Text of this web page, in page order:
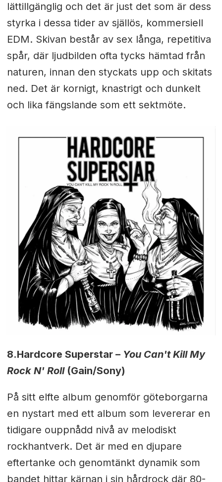
lättillgänglig och det är just det som är dess
styrka i dessa tider av själlös, kommersiell
EDM. Skivan består av sex långa, repetitiva
spår, där ljudbilden ofta tycks hämtad från
naturen, innan den styckats upp och skitats
ned. Det är kornigt, knastrigt och dunkelt
och lika fängslande som ett sektmöte.
8.Hardcore Superstar – You Can't Kill My
Rock N' Roll(Gain/Sony)
På sitt elfte album genomför göteborgarna
en nystart med ett album som levererar en
tidigare ouppnådd nivå av melodiskt
rockhantverk. Det är med en djupare
eftertanke och genomtänkt dynamik som
bandet hittar kärnan i sin hårdrock där 80-